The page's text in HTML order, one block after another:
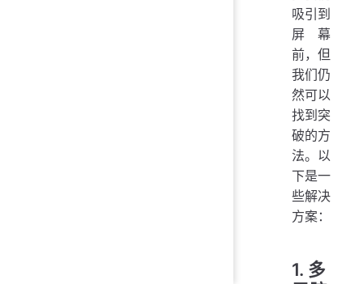
吸引到
屏幕
前，但
我们仍
然可以
找到突
破的方
法。以
下是一
些解决
方案：
1. 多